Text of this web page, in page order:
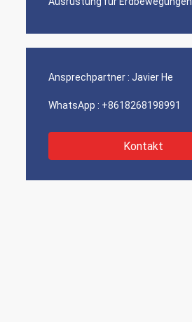
Ansprechpartner : Javier He
WhatsApp : +8618268198991
Kontakt